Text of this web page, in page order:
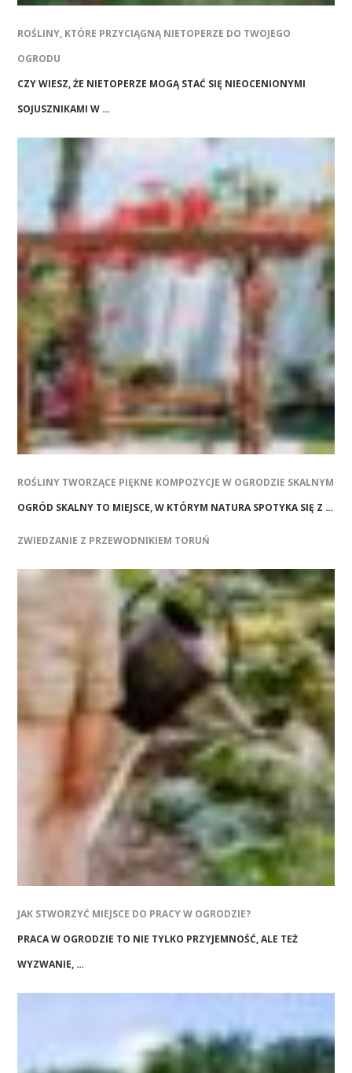
ROŚLINY, KTÓRE PRZYCIĄGNĄ NIETOPERZE DO TWOJEGO
OGRODU
CZY WIESZ, ŻE NIETOPERZE MOGĄ STAĆ SIĘ NIEOCENIONYMI
SOJUSZNIKAMI W …
ROŚLINY TWORZĄCE PIĘKNE KOMPOZYCJE W OGRODZIE SKALNYM
OGRÓD SKALNY TO MIEJSCE, W KTÓRYM NATURA SPOTYKA SIĘ Z …
ZWIEDZANIE Z PRZEWODNIKIEM TORUŃ
JAK STWORZYĆ MIEJSCE DO PRACY W OGRODZIE?
PRACA W OGRODZIE TO NIE TYLKO PRZYJEMNOŚĆ, ALE TEŻ
WYZWANIE, …